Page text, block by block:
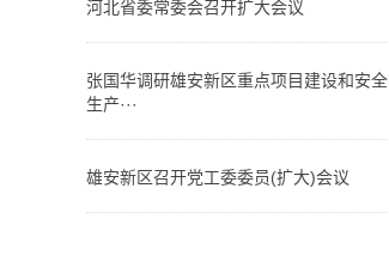
河北省委常委会召开扩大会议
张国华调研雄安新区重点项目建设和安全
生产···
雄安新区召开党工委委员(扩大)会议